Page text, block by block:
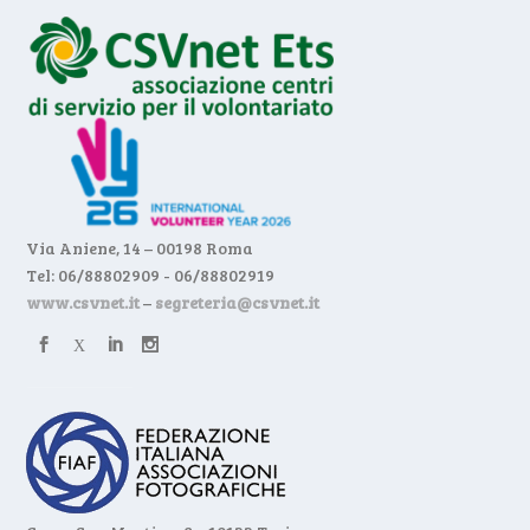
Via Aniene, 14 – 00198 Roma
Tel: 06/88802909 - 06/88802919
www.csvnet.it– segreteria@csvnet.it